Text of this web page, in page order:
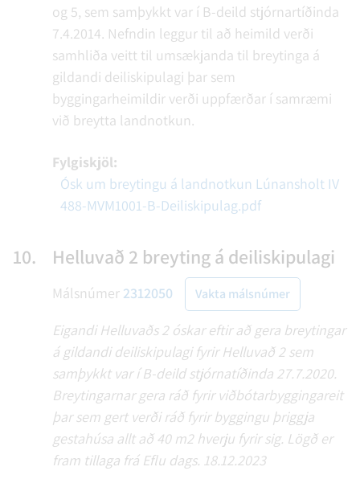
og 5, sem samþykkt var í B-deild stjórnartíðinda
7.4.2014. Nefndin leggur til að heimild verði
samhliða veitt til umsækjanda til breytinga á
gildandi deiliskipulagi þar sem
byggingarheimildir verði uppfærðar í samræmi
við breytta landnotkun.
Fylgiskjöl:
Ósk um breytingu á landnotkun Lúnansholt IV
488-MVM1001-B-Deiliskipulag.pdf
10. Helluvað 2 breyting á deiliskipulagi
Málsnúmer 2312050 Vakta málsnúmer
Eigandi Helluvaðs 2 óskar eftir að gera breytingar
á gildandi deiliskipulagi fyrir Helluvað 2 sem
samþykkt var í B-deild stjórnatíðinda 27.7.2020.
Breytingarnar gera ráð fyrir viðbótarbyggingareit
þar sem gert verði ráð fyrir byggingu þriggja
gestahúsa allt að 40 m2 hverju fyrir sig. Lögð er
fram tillaga frá Eflu dags. 18.12.2023